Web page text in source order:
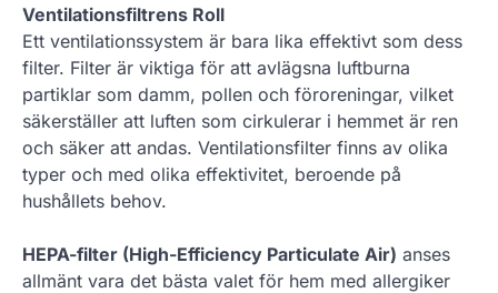
Ventilationsfiltrens Roll
Ett ventilationssystem är bara lika effektivt som dess
filter. Filter är viktiga för att avlägsna luftburna
partiklar som damm, pollen och föroreningar, vilket
säkerställer att luften som cirkulerar i hemmet är ren
och säker att andas. Ventilationsfilter finns av olika
typer och med olika effektivitet, beroende på
hushållets behov.
HEPA-filter (High-Efficiency Particulate Air) anses
allmänt vara det bästa valet för hem med allergiker